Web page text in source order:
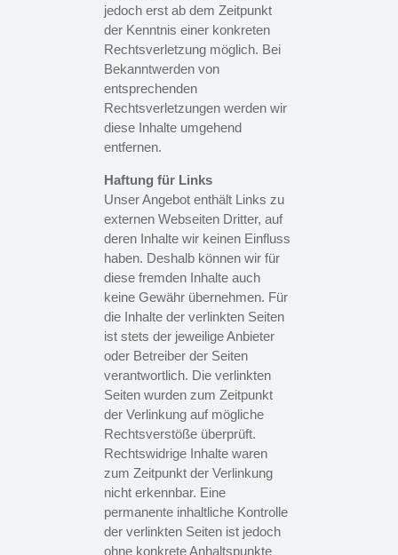
jedoch erst ab dem Zeitpunkt
der Kenntnis einer konkreten
Rechtsverletzung möglich. Bei
Bekanntwerden von
entsprechenden
Rechtsverletzungen werden wir
diese Inhalte umgehend
entfernen.
Haftung für Links
Unser Angebot enthält Links zu
externen Webseiten Dritter, auf
deren Inhalte wir keinen Einfluss
haben. Deshalb können wir für
diese fremden Inhalte auch
keine Gewähr übernehmen. Für
die Inhalte der verlinkten Seiten
ist stets der jeweilige Anbieter
oder Betreiber der Seiten
verantwortlich. Die verlinkten
Seiten wurden zum Zeitpunkt
der Verlinkung auf mögliche
Rechtsverstöße überprüft.
Rechtswidrige Inhalte waren
zum Zeitpunkt der Verlinkung
nicht erkennbar. Eine
permanente inhaltliche Kontrolle
der verlinkten Seiten ist jedoch
ohne konkrete Anhaltspunkte